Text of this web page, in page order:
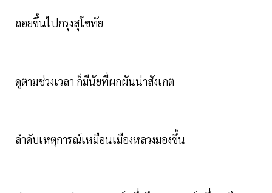
ถอยขึ้นไปกรุงสุโขทัย
ดูตามช่วงเวลา ก็มีนัยที่ผกผันน่าสังเกต
ลำดับเหตุการณ์เหมือนเมืองหลวงมองขึ้น